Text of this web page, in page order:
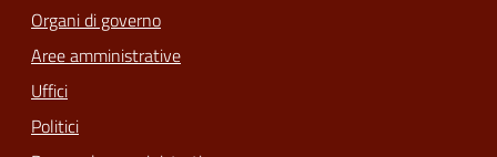
telematico
SUE
Tutti
gli
Organi di governo
Aree amministrative
Uffici
Politici